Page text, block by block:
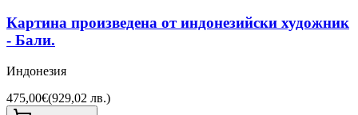
Картина произведена от индонезийски художник
- Бали.
Индонезия
475,00€(929,02 лв.)